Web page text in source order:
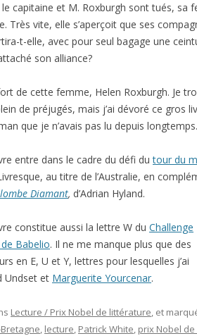
le capitaine et M. Roxburgh sont tués, sa
Très vite, elle s’aperçoit que ses
t-elle, avec pour seul bagage une
son alliance?
de cette femme, Helen Roxburgh. Je
de préjugés, mais j’ai dévoré ce gros
que je n’avais pas lu depuis longtemps.
entre dans le cadre du défi dutour du
au titre de l’Australie, en
Diamant, d’Adrian Hyland.
constitue aussi la lettre W du Challenge
Babelio. Il ne me manque plus que des
en E, U et Y, lettres pour lesquelles j’ai
Undset et Marguerite Yourcenar.
Lecture / Prix Nobel de littérature, et
, lecture, Patrick White, prix Nobel